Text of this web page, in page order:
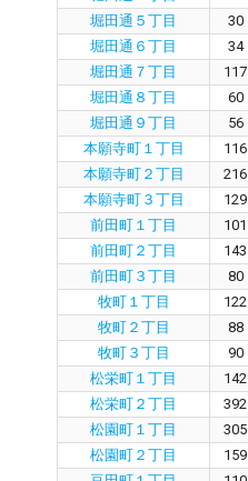
堀田通５丁目
30
堀田通６丁目
34
堀田通７丁目
117
堀田通８丁目
60
堀田通９丁目
56
本願寺町１丁目
116
本願寺町２丁目
216
本願寺町３丁目
129
前田町１丁目
101
前田町２丁目
143
前田町３丁目
80
牧町１丁目
122
牧町２丁目
88
牧町３丁目
90
松栄町１丁目
142
松栄町２丁目
392
松園町１丁目
305
松園町２丁目
159